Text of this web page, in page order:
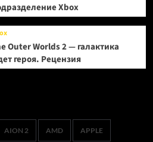
Xbox
Outer Worlds 2 — галактика
героя. Рецензия
AION 2 AMD APPLE